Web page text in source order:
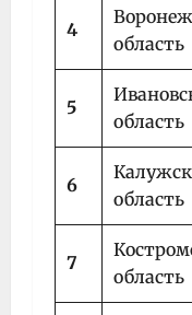
4
область
5
область
6
область
7
область